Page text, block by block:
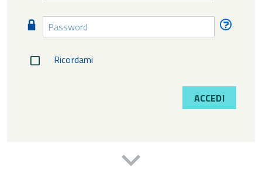
Password
Ricordami
ACCEDI